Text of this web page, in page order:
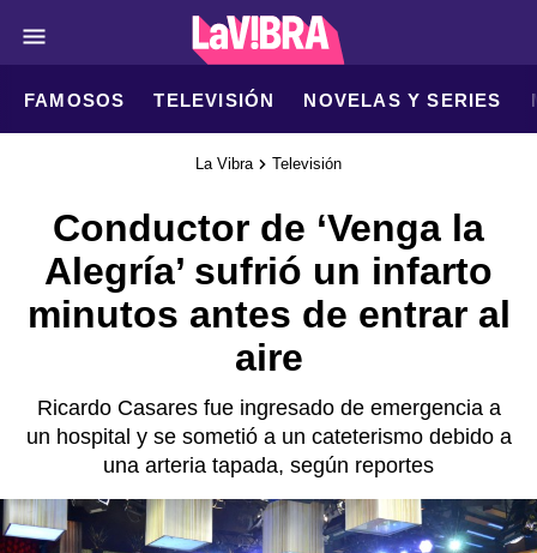
FAMOSOS TELEVISIÓN NOVELAS Y SERIES
La Vibra Televisión
Conductor de ‘Venga la
Alegría’ sufrió un infarto
minutos antes de entrar al
aire
Ricardo Casares fue ingresado de emergencia a
un hospital y se sometió a un cateterismo debido a
una arteria tapada, según reportes